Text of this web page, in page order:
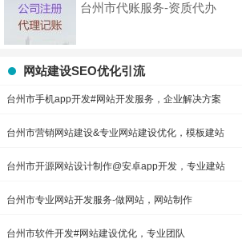
台州市代账服务-资质代办
网站建设SEO优化引流
台州市手机app开发#网站开发服务，企业解决方案
台州市营销网站建设&专业网站建设优化，模板建站
台州市开源网站设计制作@安卓app开发，专业建站
台州市专业网站开发服务-做网站，网站制作
台州市软件开发#网站建设优化，专业团队